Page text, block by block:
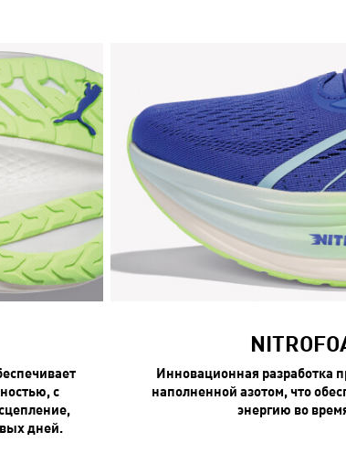
с
дней.
Инновационная разработка
наполненной азотом, что
энергию во